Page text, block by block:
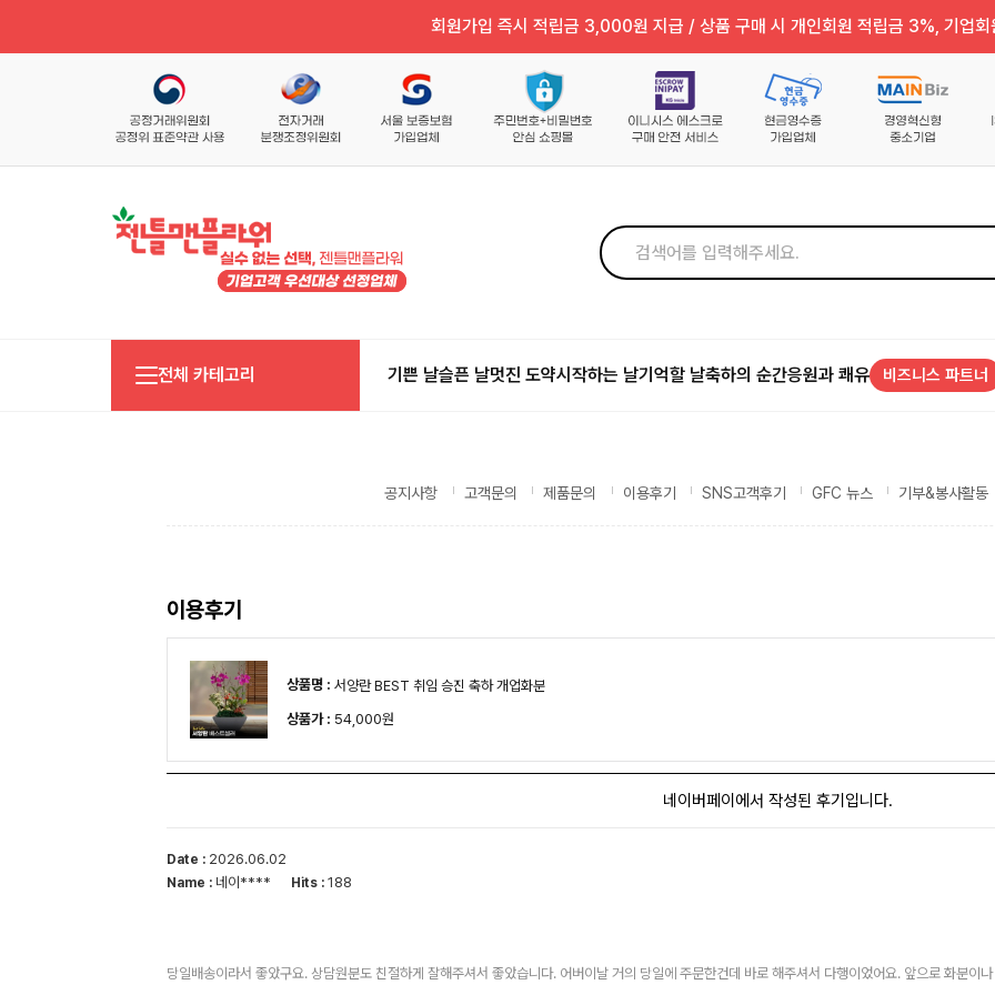
회원가입 즉시 적립금 3,000원 지급 / 상품 구매 시 개인회원 적립금 3%, 기업
전체 카테고리 기쁜 날슬픈 날멋진 도약시작하는 날기억할 날축하의 순간응원과 쾌유 비즈니스 파트너
공지사항 고객문의 제품문의 이용후기 SNS고객후기 GFC 뉴스 기부&봉사활동
이용후기
상품명 : 서양란 BEST 취임 승진 축하 개업화분
상품가 : 54,000원
네이버페이에서 작성된 후기입니다.
Date : 2026.06.02
Name : 네이**** Hits : 188
당일배송이라서 좋았구요. 상담원분도 친절하게 잘해주셔서 좋았습니다. 어버이날 거의 당일에 주문한건데 바로 해주셔서 다행이었어요. 앞으로 화분이